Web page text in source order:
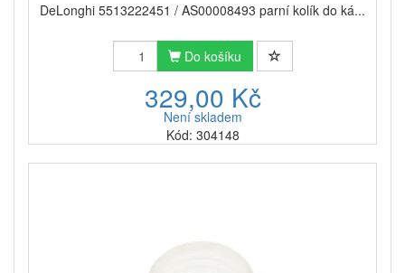
DeLonghi 5513222451 / AS00008493 parní kolík do ká...
Do košíku
329,00 Kč
Není skladem
Kód: 304148